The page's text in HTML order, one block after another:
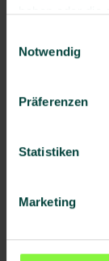
haben oder die
Notwendig
Präferenzen
Statistiken
Marketing
Vorname